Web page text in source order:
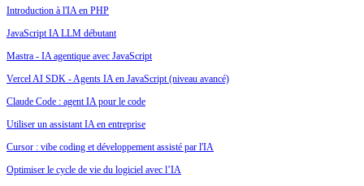
Introduction à l'IA en PHP
JavaScript IA LLM débutant
Mastra - IA agentique avec JavaScript
Vercel AI SDK - Agents IA en JavaScript (niveau avancé)
Claude Code : agent IA pour le code
Utiliser un assistant IA en entreprise
Cursor : vibe coding et développement assisté par l'IA
Optimiser le cycle de vie du logiciel avec l’IA